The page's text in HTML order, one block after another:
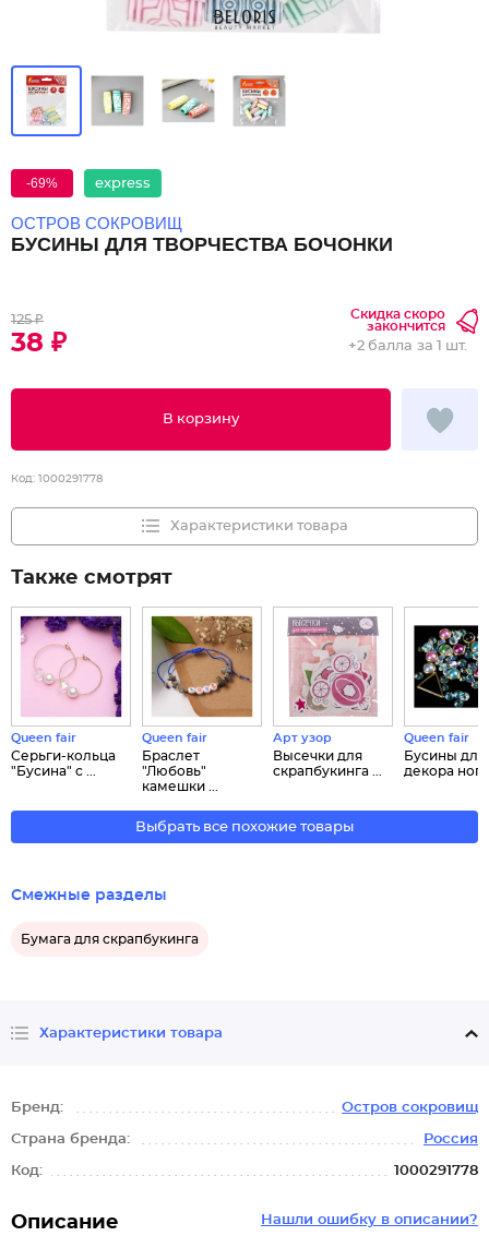
-69% express
ОСТРОВ СОКРОВИЩ
БУСИНЫ ДЛЯ ТВОРЧЕСТВА БОЧОНКИ
125 ₽
38 ₽
Скидка скоро
закончится
В корзину
+2 балла за 1 шт.
Код: 1000291778
Характеристики товара
Также смотрят
Queen fair
Серьги-кольца
"Бусина" с ...
Queen fair
Браслет
"Любовь"
камешки ...
Арт узор
Высечки для
скрапбукинга ...
Queen fair
Бусины для
декора
Выбрать все похожие товары
Смежные разделы
Бумага для скрапбукинга
Характеристики товара
Бренд: Остров сокровищ
Страна бренда: Россия
Код: 1000291778
Нашли ошибку в описании?
Описание